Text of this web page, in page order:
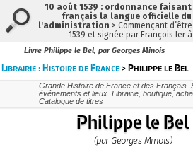
Livre Philippe le Bel, par Georges Minois
Librairie : Histoire de France > Philippe le Bel
Grande Histoire de France et des Français.
événements et lieux. Librairie, boutique,
Catalogue de titres
Philippe le Bel
(par Georges Minois)
10 août 1539 : ordonnance
français la langue officielle
l'administration > Commençant
1539 et signée par François Ier